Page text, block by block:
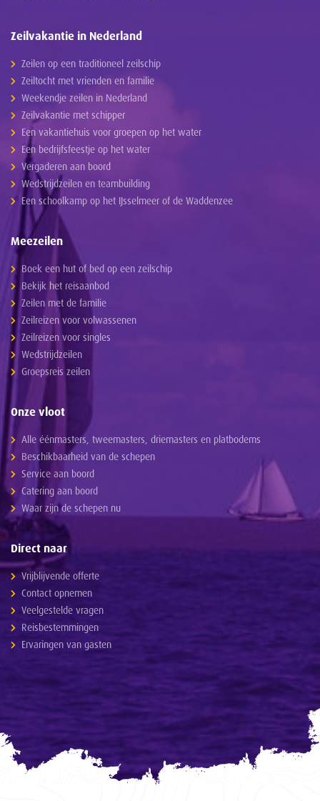
Zeilvakantie in Nederland
Zeilen op een traditioneel zeilschip
Zeiltocht met vrienden en familie
Weekendje zeilen in Nederland
Zeilvakantie met schipper
Een vakantiehuis voor groepen op het water
Een bedrijfsfeestje op het water
Vergaderen aan boord
Wedstrijdzeilen en teambuilding
Een schoolkamp op het IJsselmeer of de Waddenzee
Meezeilen
Boek een hut of bed op een zeilschip
Bekijk het reisaanbod
Zeilen met de familie
Zeilreizen voor volwassenen
Zeilreizen voor singles
Wedstrijdzeilen
Groepsreis zeilen
Onze vloot
Alle éénmasters, tweemasters, driemasters en platbodems
Beschikbaarheid van de schepen
Service aan boord
Catering aan boord
Waar zijn de schepen nu
Direct naar
Vrijblijvende offerte
Contact opnemen
Veelgestelde vragen
Reisbestemmingen
Ervaringen van gasten